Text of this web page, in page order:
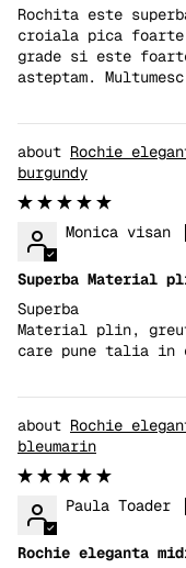
Rochita este
croiala pica foarte
grade si este
asteptam.
Rochie
burgundy
Monica visan
Superba Material
Superba
Material plin,
care pune talia in
Rochie
bleumarin
Paula Toader
Rochie eleganta